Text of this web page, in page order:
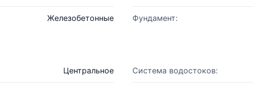
Железобетонные Фундамент:
Центральное Система водостоков: